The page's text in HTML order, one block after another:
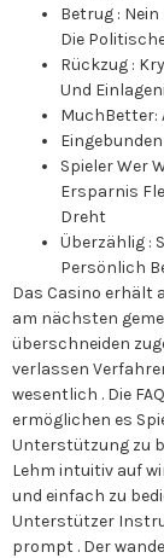
Betrug :
Die
Rückzug :
Und
MuchBetter:
Spieler Wer
Ersparnis
Dreht
Überzählig :
Persönlich
Das Casino erhält
am nächsten
überschneiden
verlassen
wesentlich . Die
ermöglichen es
Unterstützung zu
Lehm intuitiv auf
und einfach zu
Unterstützer
prompt . Der